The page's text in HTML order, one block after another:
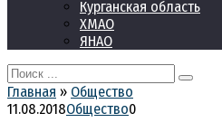
Курганская область
ХМАО
ЯНАО
Search
for:
Главная » Общество
11.08.2018Общество0